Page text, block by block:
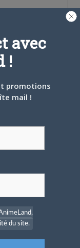
avec
!
promotions
mail !
du site.